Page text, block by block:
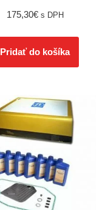
175,30€ s DPH
Pridať do košíka